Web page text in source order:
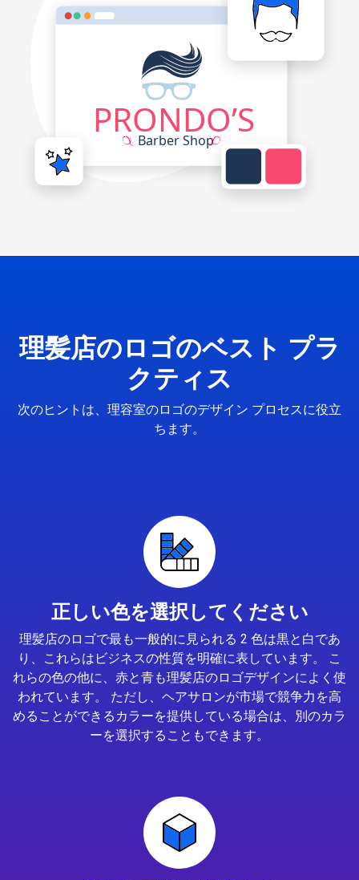
理髪店のロゴのベスト プラ
クティス
次のヒントは、理容室のロゴのデザイン プロセスに役立
ちます。
正しい色を選択してください
理髪店のロゴで最も一般的に見られる 2 色は黒と白であ
り、これらはビジネスの性質を明確に表しています。 こ
れらの色の他に、赤と青も理髪店のロゴデザインによく使
われています。 ただし、ヘアサロンが市場で競争力を高
めることができるカラーを提供している場合は、別のカラ
ーを選択することもできます。